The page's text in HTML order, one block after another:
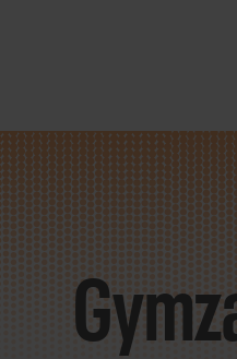
Direct
door
content